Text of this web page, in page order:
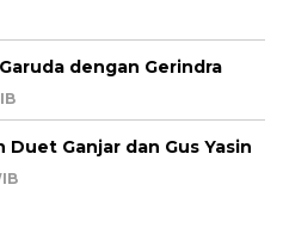
dengan Gerindra
Ganjar dan Gus Yasin